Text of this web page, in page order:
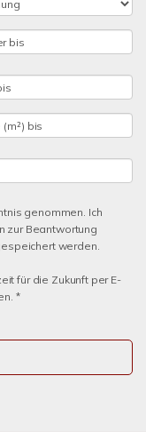
genommen. Ich
zur Beantwortung
werden.
für die Zukunft per E-
*